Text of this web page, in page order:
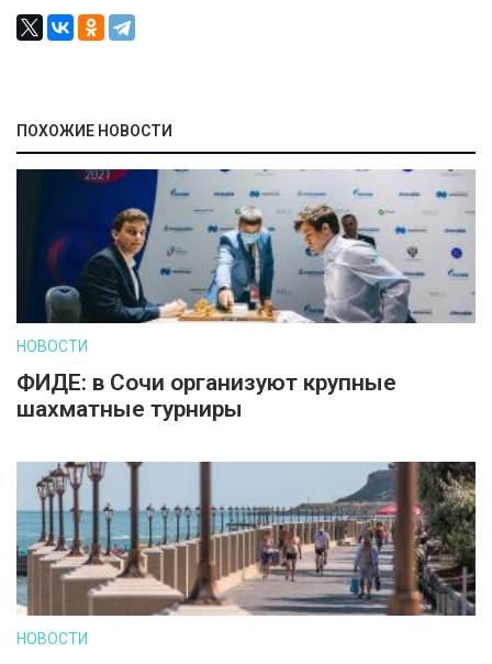
ПОХОЖИЕ НОВОСТИ
НОВОСТИ
ФИДЕ: в Сочи организуют крупные
шахматные турниры
НОВОСТИ